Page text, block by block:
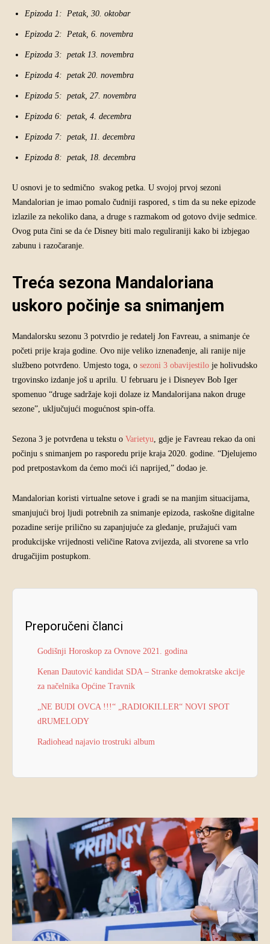
Epizoda 1: Petak, 30. oktobar
Epizoda 2: Petak, 6. novembra
Epizoda 3: petak 13. novembra
Epizoda 4: petak 20. novembra
Epizoda 5: petak, 27. novembra
Epizoda 6: petak, 4. decembra
Epizoda 7: petak, 11. decembra
Epizoda 8: petak, 18. decembra
U osnovi je to sedmično svakog petka. U svojoj prvoj sezoni
Mandalorian je imao pomalo čudniji raspored, s tim da su neke epizode
izlazile za nekoliko dana, a druge s razmakom od gotovo dvije sedmice.
Ovog puta čini se da će Disney biti malo reguliraniji kako bi izbjegao
zabunu i razočaranje.
Treća sezona Mandaloriana
uskoro počinje sa snimanjem
Mandalorsku sezonu 3 potvrdio je redatelj Jon Favreau, a snimanje će
početi prije kraja godine. Ovo nije veliko iznenađenje, ali ranije nije
službeno potvrđeno. Umjesto toga, o sezoni 3 obavijestilo je holivudsko
trgovinsko izdanje još u aprilu. U februaru je i Disneyev Bob Iger
spomenuo “druge sadržaje koji dolaze iz Mandalorijana nakon druge
sezone”, uključujući mogućnost spin-offa.
Sezona 3 je potvrđena u tekstu o Varietyu, gdje je Favreau rekao da oni
počinju s snimanjem po rasporedu prije kraja 2020. godine. “Djelujemo
pod pretpostavkom da ćemo moći ići naprijed,” dodao je.
Mandalorian koristi virtualne setove i gradi se na manjim situacijama,
smanjujući broj ljudi potrebnih za snimanje epizoda, raskošne digitalne
pozadine serije prilično su zapanjujuće za gledanje, pružajući vam
produkcijske vrijednosti veličine Ratova zvijezda, ali stvorene sa vrlo
drugačijim postupkom.
Preporučeni članci
Godišnji Horoskop za Ovnove 2021. godina
Kenan Dautović kandidat SDA – Stranke demokratske akcije
za načelnika Općine Travnik
„NE BUDI OVCA !!!“ „RADIOKILLER“ NOVI SPOT
dRUMELODY
Radiohead najavio trostruki album